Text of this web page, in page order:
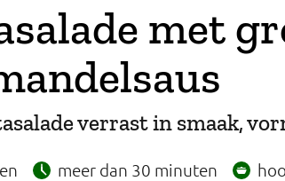
met
verrast in smaak,
meer dan 30 minuten